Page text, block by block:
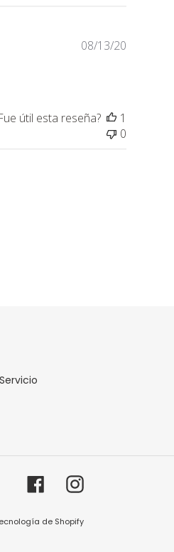
Fecha
08/13/20
útil esta reseña?
1
0
FacebookInstagram
de Shopify